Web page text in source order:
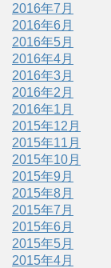
2016年7月
2016年6月
2016年5月
2016年4月
2016年3月
2016年2月
2016年1月
2015年12月
2015年11月
2015年10月
2015年9月
2015年8月
2015年7月
2015年6月
2015年5月
2015年4月